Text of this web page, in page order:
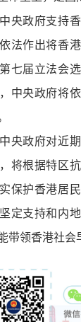
政府支持香
法作出将香
七届立法会
中央政府将
政府对近期
将根据特区
保护香港居
定支持和内
带领香港社会